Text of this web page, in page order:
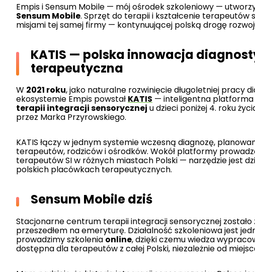
Empis i Sensum Mobile — mój ośrodek szkoleniowy —
Sensum Mobile. Sprzęt do terapii i kształcenie terapeutów
misjami tej samej firmy — kontynuującej polską drogę
KATIS — polska innowacja
terapeutyczna
W 2021 roku, jako naturalne rozwinięcie długoletniej pracy
ekosystemie Empis powstał KATIS — inteligentna
terapii integracji sensorycznej u dzieci poniżej 4. roku
przez Marka Przyrowskiego.
KATIS łączy w jednym systemie wczesną diagnozę,
terapeutów, rodziców i ośrodków. Wokół platformy
terapeutów SI w różnych miastach Polski — narzędzie jest
polskich placówkach terapeutycznych.
Sensum Mobile dziś
Stacjonarne centrum terapii integracji sensorycznej
przeszedłem na emeryturę. Działalność szkoleniowa jest
prowadzimy szkolenia online, dzięki czemu wiedza
dostępna dla terapeutów z całej Polski, niezależnie od